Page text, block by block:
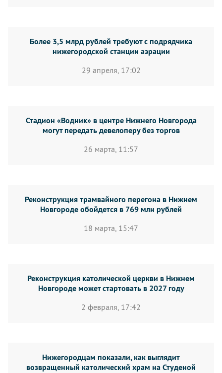
Более 3,5 млрд рублей требуют с подрядчика
нижегородской станции аэрации
29 апреля, 17:02
Стадион «Водник» в центре Нижнего Новгорода
могут передать девелоперу без торгов
26 марта, 11:57
Реконструкция трамвайного перегона в Нижнем
Новгороде обойдется в 769 млн рублей
18 марта, 15:47
Реконструкция католической церкви в Нижнем
Новгороде может стартовать в 2027 году
2 февраля, 17:42
Нижегородцам показали, как выглядит
возвращенный католический храм на Студеной